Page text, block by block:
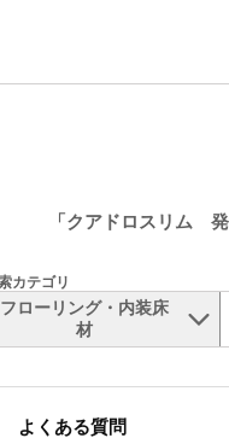
「クアドロスリム
フローリング・内装床
材
よくある質問